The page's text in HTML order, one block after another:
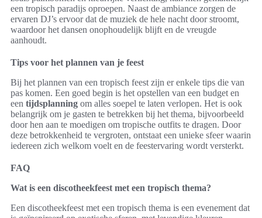
een tropisch paradijs oproepen. Naast de ambiance zorgen de
ervaren DJ’s ervoor dat de muziek de hele nacht door stroomt,
waardoor het dansen onophoudelijk blijft en de vreugde
aanhoudt.
Tips voor het plannen van je feest
Bij het plannen van een tropisch feest zijn er enkele tips die van
pas komen. Een goed begin is het opstellen van een budget en
een tijdsplanning om alles soepel te laten verlopen. Het is ook
belangrijk om je gasten te betrekken bij het thema, bijvoorbeeld
door hen aan te moedigen om tropische outfits te dragen. Door
deze betrokkenheid te vergroten, ontstaat een unieke sfeer waarin
iedereen zich welkom voelt en de feestervaring wordt versterkt.
FAQ
Wat is een discotheekfeest met een tropisch thema?
Een discotheekfeest met een tropisch thema is een evenement dat